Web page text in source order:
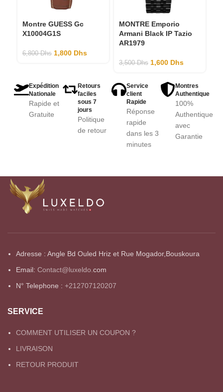
Montre GUESS Gc
X10004G1S
6,800Dhs 1,800 Dhs
MONTRE Emporio
Armani Black IP Tazio
AR1979
3,500Dhs 1,600 Dhs
Expédition
Nationale
Rapide et
Gratuite
Retours
faciles
sous 7
jours
Politique
de retour
Service
client
Rapide
Réponse
rapide
dans les 3
minutes
Montres
Authentique
100%
Authentique
avec
Garantie
Adresse : Angle Bd Ouled Hriz et Rue Mogador,Bouskoura
Email: Contact@luxeldo. com
N° Telephone : +212707120207
SERVICE
COMMENT UTILISER UN COUPON ?
LIVRAISON
RETOUR PRODUIT